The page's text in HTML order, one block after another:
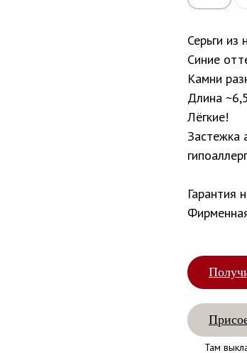
Серьги из
Синие
Камни
Длина
Лёгкие!
Застежка
Гарантия
Там